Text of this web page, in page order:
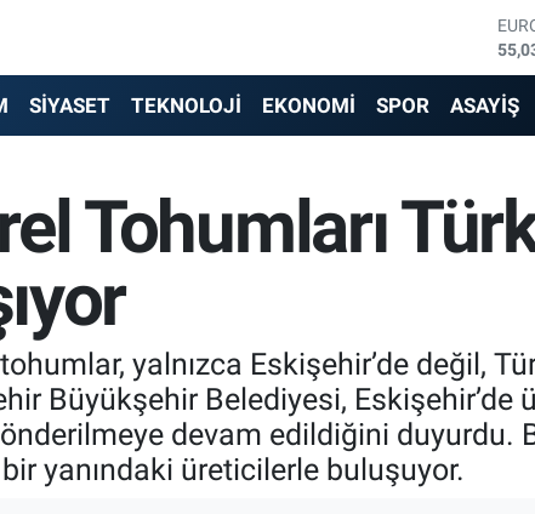
SİYASET TEKNOLOJİ EKONOMİ SPOR ASAYİŞ
Tohumları
yalnızca Eskişehir’de değil,
Büyükşehir Belediyesi, Eskişehir’de
devam edildiğini duyurdu.
yanındaki üreticilerle buluşuyor.